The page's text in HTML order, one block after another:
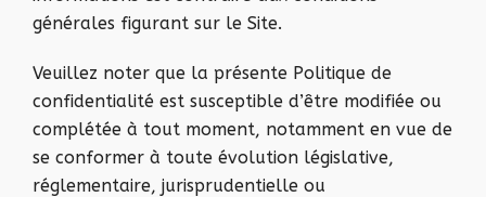
générales figurant sur le Site.
Veuillez noter que la présente Politique de
confidentialité est susceptible d’être modifiée ou
complétée à tout moment, notamment en vue de
se conformer à toute évolution législative,
réglementaire, jurisprudentielle ou